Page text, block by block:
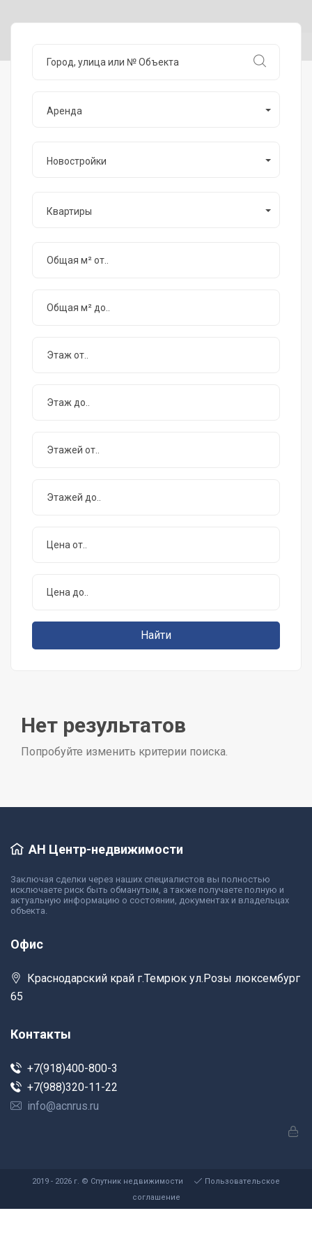
Аренда
Новостройки
Квартиры
Нет результатов
Попробуйте изменить критерии поиска.
АН Центр-недвижимости
Заключая сделки через наших специалистов вы полностью
исключаете риск быть обманутым, а также получаете полную и
актуальную информацию о состоянии, документах и владельцах
объекта.
Офис
Краснодарский край г.Темрюк ул.Розы люксембург
65
Контакты
+7(918)400-800-3
+7(988)320-11-22
info@acnrus.ru
2019 - 2026 г. © Спутник недвижимости
Пользовательское
соглашение